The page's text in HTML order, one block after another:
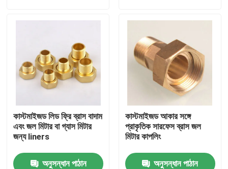
আমাদের সম্পর্কে
কারখানা ভ্রমণ
মান নিয়ন্ত্রণ
কাস্টমাইজড লিড ফ্রি ব্রাস বাদাম
এবং জল মিটার বা গ্যাস মিটার
জন্য liners
অনুসন্ধান পাঠান
কাস্টমাইজড আকার সঙ্গে
প্রাকৃতিক সারফেস ব্রাস জল
মিটার কাপলিং
অনুসন্ধান পাঠান